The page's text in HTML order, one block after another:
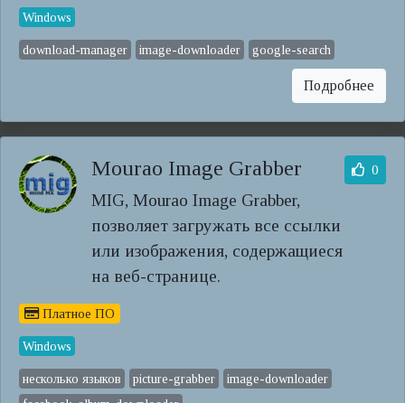
Windows
download-manager image-downloader google-search
Подробнее
Mourao Image Grabber
MIG, Mourao Image Grabber,
позволяет загружать все ссылки
или изображения, содержащиеся
на веб-странице.
0
Платное ПО
Windows
несколько языков picture-grabber
image-downloader